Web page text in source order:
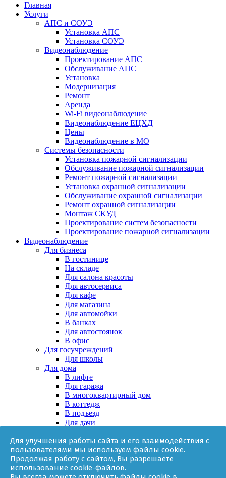
Для улучшения работы сайта и его взаимодействия с
пользователями мы используем файлы cookie.
Продолжая работу с сайтом, Вы разрешаете
использование cookie-файлов.
Главная
Услуги
АПС и СОУЭ
Установка АПС
Установка СОУЭ
Видеонаблюдение
Проектирование АПС
Обслуживание АПС
Установка
Модернизация
Ремонт
Аренда
Wi-Fi видеонаблюдение
Видеонаблюдение ЕЦХД
Цены
Видеонаблюдение в МО
Системы безопасности
Установка пожарной сигнализации
Обслуживание пожарной сигнализации
Ремонт пожарной сигнализации
Установка охранной сигнализации
Обслуживание охранной сигнализации
Ремонт охранной сигнализации
Монтаж СКУД
Проектирование систем безопасности
Проектирование пожарной сигнализации
Видеонаблюдение
Для бизнеса
В гостинице
На складе
Для салона красоты
Для автосервиса
Для кафе
Для магазина
Для автомойки
В банках
Для автостоянок
В офис
Для госучреждений
Для школы
Для дома
В лифте
Для гаража
В многоквартирный дом
В коттедж
В подъезд
Для дачи
За няней
В квартире
Для ТСЖ
Оборудование